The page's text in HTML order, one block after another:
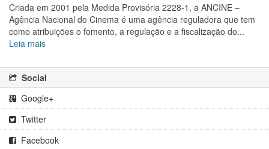
Criada em 2001 pela Medida Provisória 2228-1, a ANCINE –
Agência Nacional do Cinema é uma agência reguladora que tem
como atribuições o fomento, a regulação e a fiscalização do...
Leia mais
Social
Google+
Twitter
Facebook